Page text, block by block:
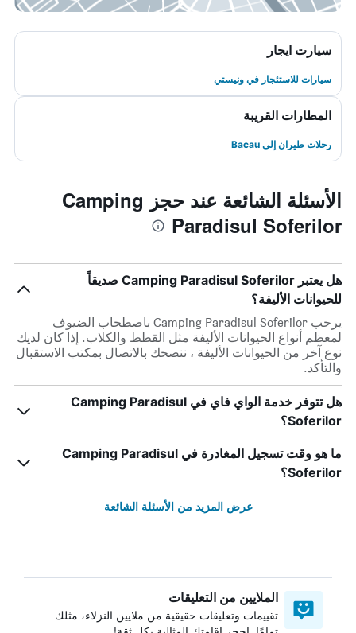
سيارت ايجار
سيارات للاستئجار في ونيستي
المطارات القريبة
رحلات طيران إلى Bacau
الأسئلة الشائعة عند حجز Camping
Paradisul Soferilor
هل يعتبر Camping Paradisul Soferilor صديقاً
للحيوانات الأليفة؟
يرحب Camping Paradisul Soferilor باصطحاب الضيوف
لمعظم أنواع الحيوانات الأليفة مثل القطط والكلاب. إذا كان لديك
نوع آخر من الحيوانات الأليفة ، ننصحك بالاتصال بمكتب الاستقبال
والتأكد.
هل تتوفر خدمة الواي فاي في Camping Paradisul
Soferilor؟
ما هو وقت تسجيل المغادرة في Camping Paradisul
Soferilor؟
عرض المزيد من الأسئلة الشائعة
الملايين من التعليقات
تقييمات وتعليقات حقيقية من ملايين النزلاء، مثلك